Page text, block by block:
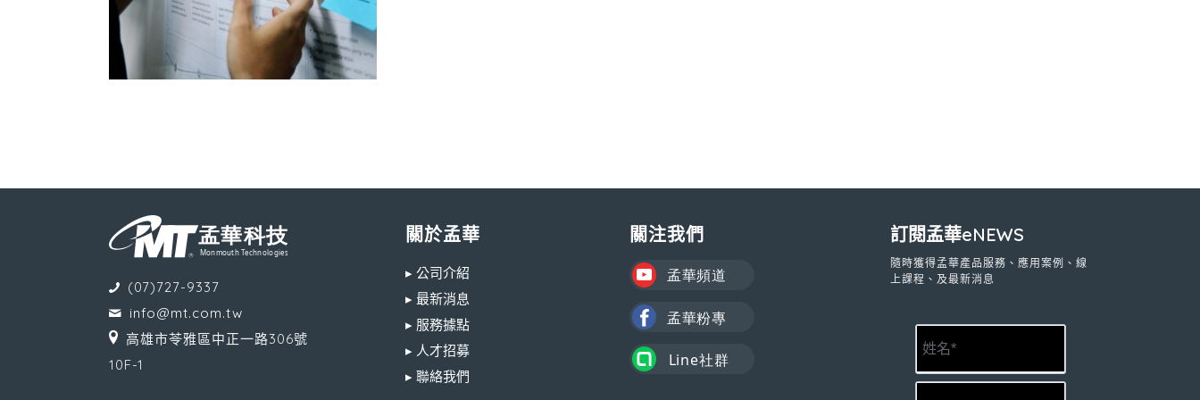
(07)727-9337
info@mt.com.tw
高雄市苓雅區中正一路306號
10F-1
關於孟華
▸ 公司介紹
▸ 最新消息
▸ 服務據點
▸ 人才招募
▸ 聯絡我們
關注我們 訂閱孟華eNEWS
隨時獲得孟華產品服務、應用案例、線
上課程、及最新消息